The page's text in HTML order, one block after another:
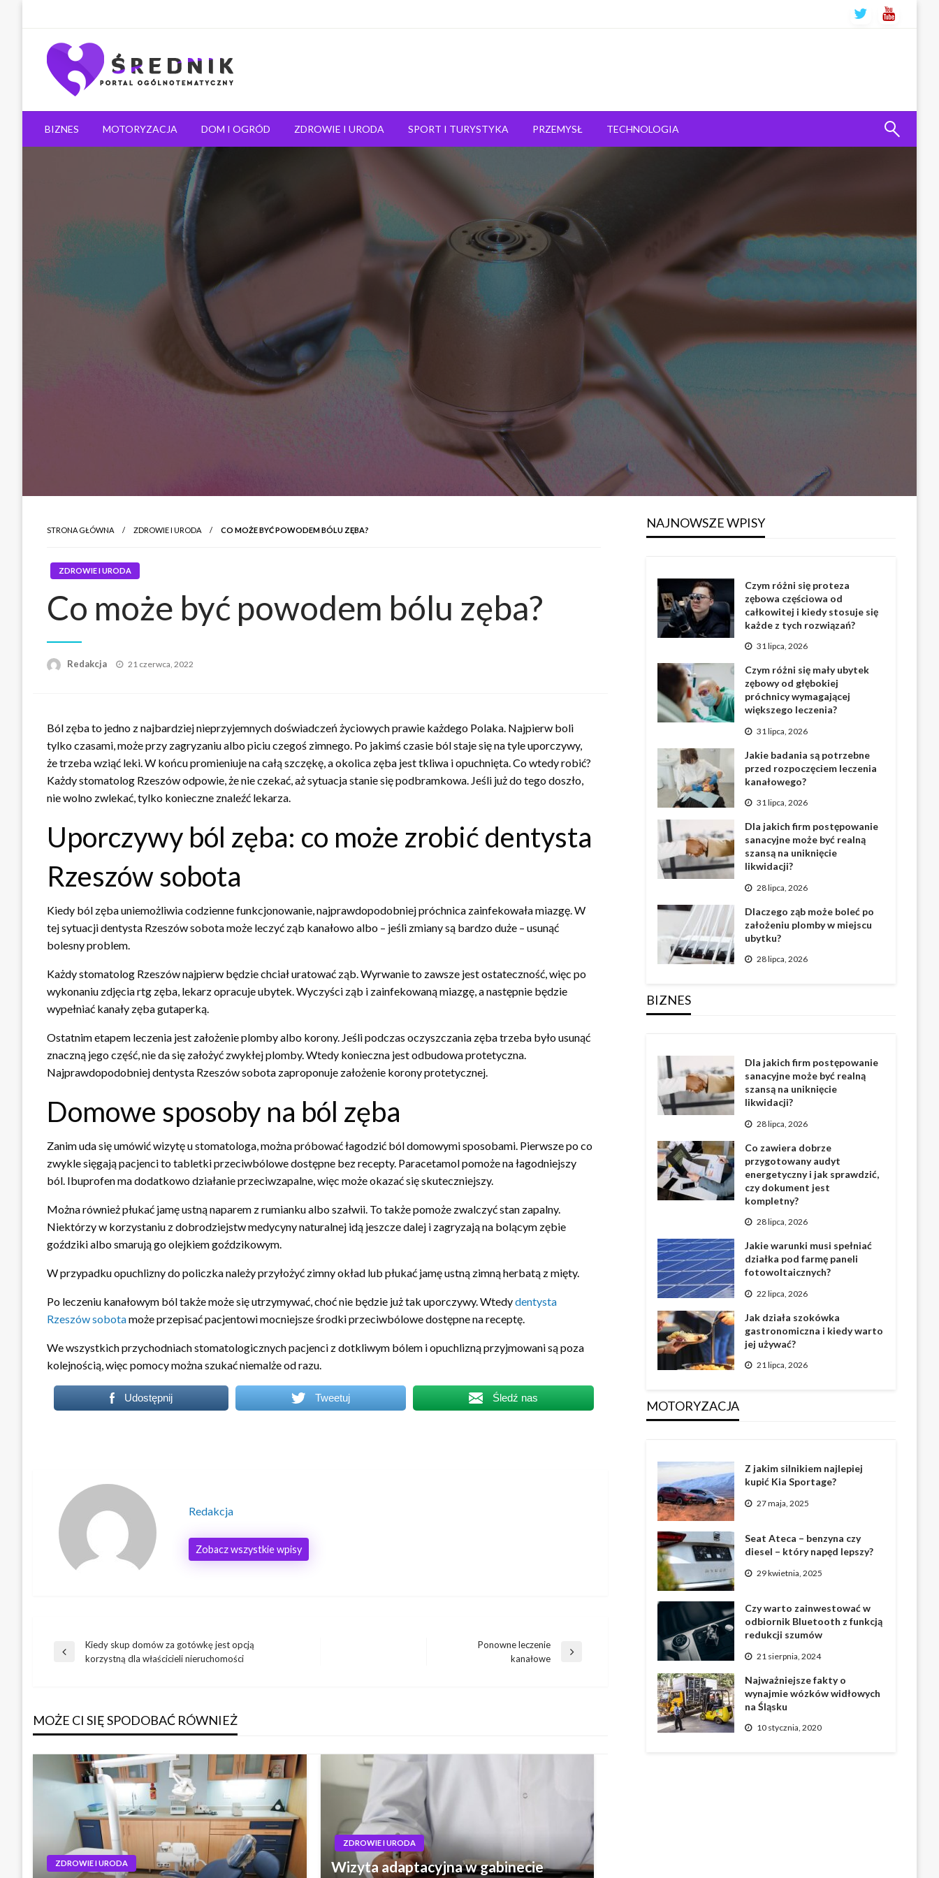
Średnik.pl
Ogólnotematyczny portal informacyjny
BIZNES MOTORYZACJA DOM I OGRÓD ZDROWIE I URODA SPORT I TURYSTYKA PRZEMYSŁ TECHNOLOGIA
STRONA GŁÓWNA ZDROWIE I URODA CO MOŻE BYĆ POWODEM BÓLU ZĘBA?
ZDROWIE I URODA
Co może być powodem bólu zęba?
Redakcja Napisano
21 czerwca, 2022
Ból zęba to jedno z najbardziej nieprzyjemnych doświadczeń życiowych prawie każdego Polaka. Najpierw boli
tylko czasami, może przy zagryzaniu albo piciu czegoś zimnego. Po jakimś czasie ból staje się na tyle uporczywy,
że trzeba wziąć leki. W końcu promieniuje na całą szczękę, a okolica zęba jest tkliwa i opuchnięta. Co wtedy robić?
Każdy stomatolog Rzeszów odpowie, że nie czekać, aż sytuacja stanie się podbramkowa. Jeśli już do tego doszło,
nie wolno zwlekać, tylko konieczne znaleźć lekarza.
Uporczywy ból zęba: co może zrobić dentysta
Rzeszów sobota
Kiedy ból zęba uniemożliwia codzienne funkcjonowanie, najprawdopodobniej próchnica zainfekowała miazgę. W
tej sytuacji dentysta Rzeszów sobota może leczyć ząb kanałowo albo – jeśli zmiany są bardzo duże – usunąć
bolesny problem.
Każdy stomatolog Rzeszów najpierw będzie chciał uratować ząb. Wyrwanie to zawsze jest ostateczność, więc po
wykonaniu zdjęcia rtg zęba, lekarz opracuje ubytek. Wyczyści ząb i zainfekowaną miazgę, a następnie będzie
wypełniać kanały zęba gutaperką.
Ostatnim etapem leczenia jest założenie plomby albo korony. Jeśli podczas oczyszczania zęba trzeba było usunąć
znaczną jego część, nie da się założyć zwykłej plomby. Wtedy konieczna jest odbudowa protetyczna.
Najprawdopodobniej dentysta Rzeszów sobota zaproponuje założenie korony protetycznej.
Domowe sposoby na ból zęba
Zanim uda się umówić wizytę u stomatologa, można próbować łagodzić ból domowymi sposobami. Pierwsze po co
zwykle sięgają pacjenci to tabletki przeciwbólowe dostępne bez recepty. Paracetamol pomoże na łagodniejszy
ból. Ibuprofen ma dodatkowo działanie przeciwzapalne, więc może okazać się skuteczniejszy.
Można również płukać jamę ustną naparem z rumianku albo szałwii. To także pomoże zwalczyć stan zapalny.
Niektórzy w korzystaniu z dobrodziejstw medycyny naturalnej idą jeszcze dalej i zagryzają na bolącym zębie
goździki albo smarują go olejkiem goździkowym.
W przypadku opuchlizny do policzka należy przyłożyć zimny okład lub płukać jamę ustną zimną herbatą z mięty.
Po leczeniu kanałowym ból także może się utrzymywać, choć nie będzie już tak uporczywy. Wtedydentysta
Rzeszów sobotamoże przepisać pacjentowi mocniejsze środki przeciwbólowe dostępne na receptę.
We wszystkich przychodniach stomatologicznych pacjenci z dotkliwym bólem i opuchlizną przyjmowani są poza
kolejnością, więc pomocy można szukać niemalże od razu.
Udostępnij Tweetuj Śledź nas
Redakcja
Zobacz wszystkie wpisy
Nawigacja
Poprzedni
Kiedy skup domów za gotówkę jest opcją
korzystną dla właścicieli nieruchomości
Ponowne leczenie
kanałowe
MOŻE CI SIĘ SPODOBAĆ RÓWNIEŻ
ZDROWIE I URODA
ZDROWIE I URODA
Wizyta adaptacyjna w gabinecie
NAJNOWSZE WPISY
Czym różni się proteza
zębowa częściowa od
całkowitej i kiedy stosuje się
każde z tych rozwiązań?
31 lipca, 2026
Czym różni się mały ubytek
zębowy od głębokiej
próchnicy wymagającej
większego leczenia?
31 lipca, 2026
Jakie badania są potrzebne
przed rozpoczęciem leczenia
kanałowego?
31 lipca, 2026
Dla jakich firm postępowanie
sanacyjne może być realną
szansą na uniknięcie
likwidacji?
28 lipca, 2026
Dlaczego ząb może boleć po
założeniu plomby w miejscu
ubytku?
28 lipca, 2026
BIZNES
Dla jakich firm postępowanie
sanacyjne może być realną
szansą na uniknięcie
likwidacji?
28 lipca, 2026
Co zawiera dobrze
przygotowany audyt
energetyczny i jak sprawdzić,
czy dokument jest
kompletny?
28 lipca, 2026
Jakie warunki musi spełniać
działka pod farmę paneli
fotowoltaicznych?
22 lipca, 2026
Jak działa szokówka
gastronomiczna i kiedy warto
jej używać?
21 lipca, 2026
MOTORYZACJA
Z jakim silnikiem najlepiej
kupić Kia Sportage?
27 maja, 2025
Seat Ateca – benzyna czy
diesel – który napęd lepszy?
29 kwietnia, 2025
Czy warto zainwestować w
odbiornik Bluetooth z funkcją
redukcji szumów
21 sierpnia, 2024
Najważniejsze fakty o
wynajmie wózków widłowych
na Śląsku
10 stycznia, 2020